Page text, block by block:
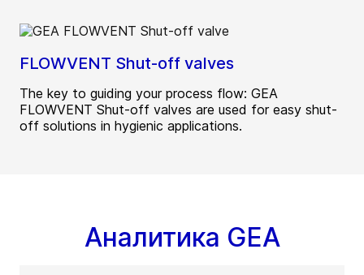
FLOWVENT Shut-off valves
The key to guiding your process flow: GEA
FLOWVENT Shut-off valves are used for easy shut-
off solutions in hygienic applications.
Аналитика GEA